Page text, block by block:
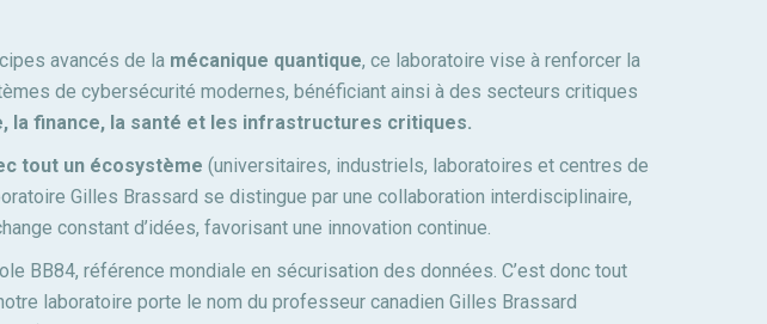
avancés de la mécanique quantique, ce laboratoire vise à renforcer la
de cybersécurité modernes, bénéficiant ainsi à des secteurs critiques
la finance, la santé et les infrastructures critiques.
tout un écosystème (universitaires, industriels, laboratoires et centres de
Gilles Brassard se distingue par une collaboration interdisciplinaire,
constant d’idées, favorisant une innovation continue.
BB84, référence mondiale en sécurisation des données. C’est donc tout
laboratoire porte le nom du professeur canadien Gilles Brassard